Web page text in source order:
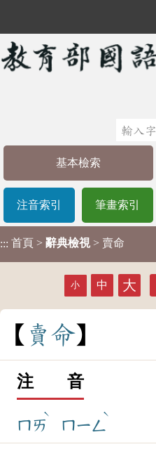
基本檢索
注音索引 筆畫索引
::: 首頁 > 辭典檢視 > 賣命
小 中 大
賣命
注 音
ㄇㄞ
ˋ
ㄇㄧㄥ
ˋ